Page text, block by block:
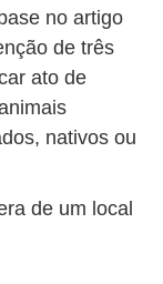
no artigo
de três
ato de
nativos ou
de um local